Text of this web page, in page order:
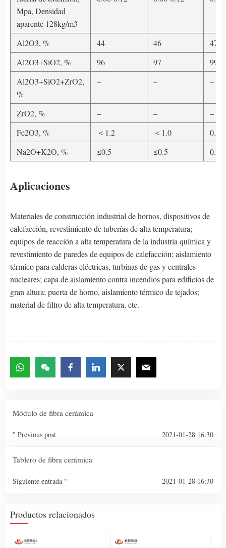
Mpa, Densidad
aparente 128kg/m3
Al2O3, % 44 46
47-
Al2O3+SiO2, %
96 97
99
Al2O3+SiO2+ZrO2,
%
– – –
ZrO2, % – –
–
Fe2O3, %
＜1.2 ＜1.0
0.2
Na2O+K2O, %
≤0.5 ≤0.5 0.2
Aplicaciones
Materiales de construcción industrial de hornos, dispositivos de
calefacción, revestimiento de tuberías de alta temperatura;
equipos de reacción a alta temperatura de la industria química y
revestimiento de paredes de equipos de calefacción; aislamiento
térmico para calderas eléctricas, turbinas de gas y centrales
nucleares; capa de aislamiento contra incendios para edificios de
gran altura; puerta de horno, aislamiento térmico de tejados;
material de filtro de alta temperatura, etc.
Módulo de fibra cerámica
" Previous post 2021-01-28 16:30
Tablero de fibra cerámica
Siguiente entrada " 2021-01-28 16:30
Productos relacionados